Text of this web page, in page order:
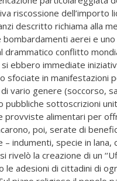
riscossione dell’importo
descritto richiama alla
aerei e uno
conflitto
ebbero immediate
sfociate in manifestazioni
vario genere (soccorso,
pubbliche sottoscrizioni
provviste alimentari per
poi, serate di
indumenti, specie in lana,
la creazione di un
adesioni di cittadini di